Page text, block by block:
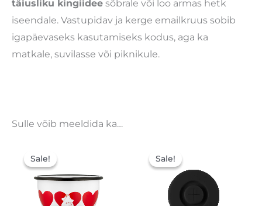
täiusliku kingiidee sõbrale või loo armas hetk
iseendale. Vastupidav ja kerge emailkruus sobib
igapäevaseks kasutamiseks kodus, aga ka
matkale, suvilasse või piknikule.
Sulle võib meeldida ka…
Sale!
Sale!
22,50 €.15,75 €.
Sale!
Sale!
hind
oli:
4,99 €.3,49 €.